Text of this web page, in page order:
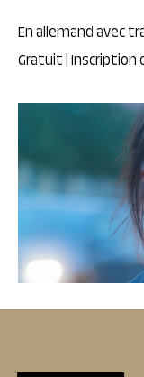
En allemand avec
Gratuit | Inscription